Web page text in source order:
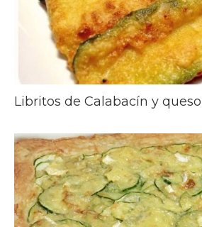
Libritos de Calabacín y queso